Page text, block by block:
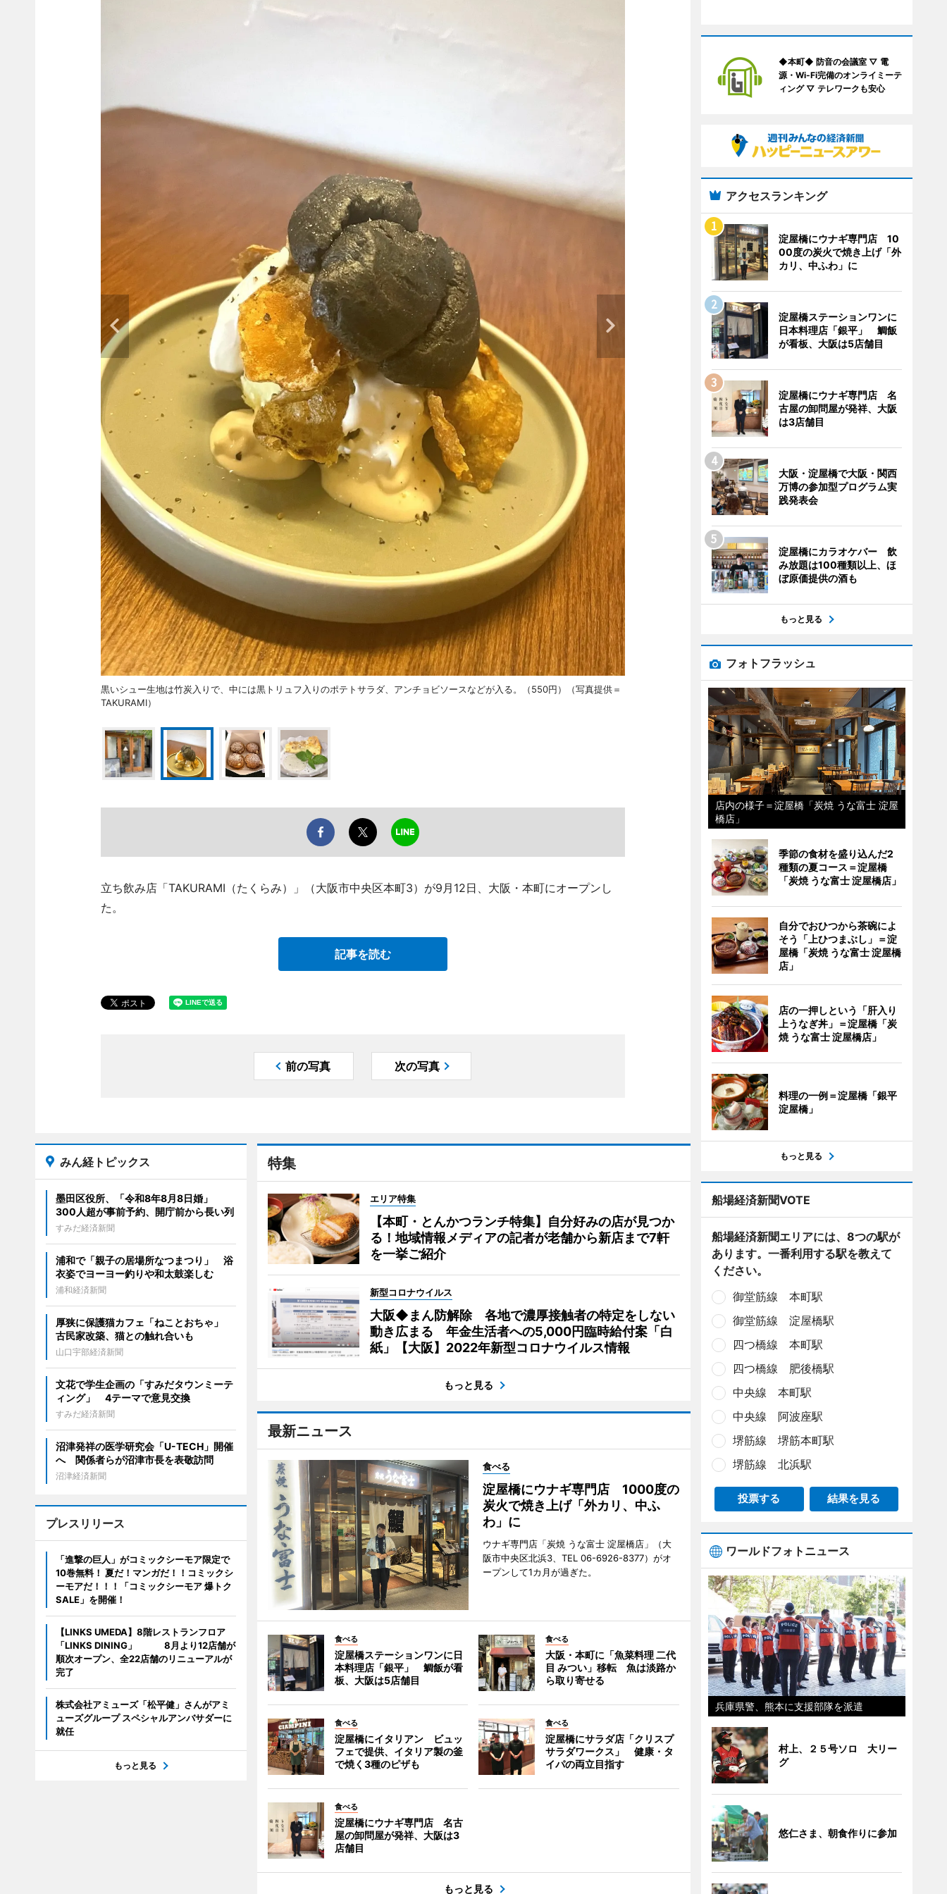
黒いシュー生地は竹炭入りで、中には黒トリュフ入りのポテトサラダ、アンチョビソースなどが入る。（550円）（写真提供＝
TAKURAMI）
立ち飲み店「TAKURAMI（たくらみ）」（大阪市中央区本町3）が9月12日、大阪・本町にオープンし
た。
記事を読む
前の写真 次の写真
特集
エリア特集
【本町・とんかつランチ特集】自分好みの店が見つか
る！地域情報メディアの記者が老舗から新店まで7軒
を一挙ご紹介
新型コロナウイルス
大阪◆まん防解除 各地で濃厚接触者の特定をしない
動き広まる 年金生活者への5,000円臨時給付案「白
紙」【大阪】2022年新型コロナウイルス情報
もっと見る
最新ニュース
食べる
淀屋橋にウナギ専門店 1000度の
炭火で焼き上げ「外カリ、中ふ
わ」に
ウナギ専門店「炭焼 うな富士 淀屋橋店」（大
阪市中央区北浜3、TEL 06-6926-8377）がオ
ープンして1カ月が過ぎた。
食べる
淀屋橋ステーションワンに日
本料理店「銀平」 鯛飯が看
板、大阪は5店舗目
食べる
大阪・本町に「魚菜料理 二代
目 みつい」移転 魚は淡路か
ら取り寄せる
食べる
淀屋橋にイタリアン ビュッ
フェで提供、イタリア製の釜
で焼く3種のピザも
食べる
淀屋橋にサラダ店「クリスプ
サラダワークス」 健康・タ
イパの両立目指す
食べる
淀屋橋にウナギ専門店 名古
屋の卸問屋が発祥、大阪は3
店舗目
もっと見る
みん経トピックス
墨田区役所、「令和8年8月8日婚」
300人超が事前予約、開庁前から長い列
すみだ経済新聞
浦和で「親子の居場所なつまつり」 浴
衣姿でヨーヨー釣りや和太鼓楽しむ
浦和経済新聞
厚狭に保護猫カフェ「ねことおちゃ」
古民家改築、猫との触れ合いも
山口宇部経済新聞
文花で学生企画の「すみだタウンミーテ
ィング」 4テーマで意見交換
すみだ経済新聞
沼津発祥の医学研究会「U-TECH」開催
へ 関係者らが沼津市長を表敬訪問
沼津経済新聞
プレスリリース
「進撃の巨人」がコミックシーモア限定で
10巻無料！ 夏だ！マンガだ！！コミックシ
ーモアだ！！！「コミックシーモア 爆トク
SALE」を開催！
【LINKS UMEDA】8階レストランフロア
「LINKS DINING」 8月より12店舗が
順次オープン、全22店舗のリニューアルが
完了
株式会社アミューズ「松平健」さんがアミ
ューズグループ スペシャルアンバサダーに
就任
もっと見る
◆本町◆ 防音の会議室 ▽ 電
源・Wi-Fi完備のオンライミーテ
ィング ▽ テレワークも安心
アクセスランキング
淀屋橋にウナギ専門店 10
00度の炭火で焼き上げ「外
カリ、中ふわ」に
淀屋橋ステーションワンに
日本料理店「銀平」 鯛飯
が看板、大阪は5店舗目
淀屋橋にウナギ専門店 名
古屋の卸問屋が発祥、大阪
は3店舗目
大阪・淀屋橋で大阪・関西
万博の参加型プログラム実
践発表会
淀屋橋にカラオケバー 飲
み放題は100種類以上、ほ
ぼ原価提供の酒も
もっと見る
フォトフラッシュ
店内の様子＝淀屋橋「炭焼 うな富士 淀屋
橋店」
季節の食材を盛り込んだ2
種類の夏コース＝淀屋橋
「炭焼 うな富士 淀屋橋店」
自分でおひつから茶碗によ
そう「上ひつまぶし」＝淀
屋橋「炭焼 うな富士 淀屋橋
店」
店の一押しという「肝入り
上うなぎ丼」＝淀屋橋「炭
焼 うな富士 淀屋橋店」
料理の一例＝淀屋橋「銀平
淀屋橋」
もっと見る
船場経済新聞VOTE
船場経済新聞エリアには、8つの駅が
あります。一番利用する駅を教えて
ください。
御堂筋線 本町駅
御堂筋線 淀屋橋駅
四つ橋線 本町駅
四つ橋線 肥後橋駅
中央線 本町駅
中央線 阿波座駅
堺筋線 堺筋本町駅
堺筋線 北浜駅
投票する 結果を見る
ワールドフォトニュース
兵庫県警、熊本に支援部隊を派遣
村上、２５号ソロ 大リー
グ
悠仁さま、朝食作りに参加